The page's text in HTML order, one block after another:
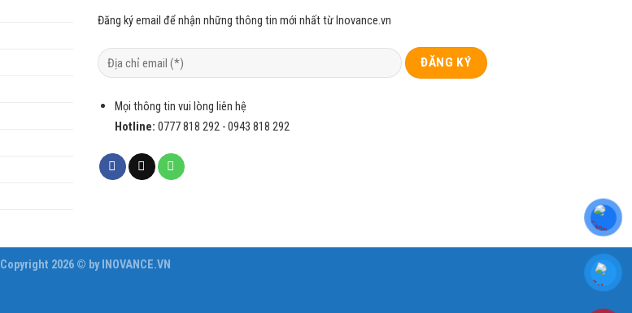
Đăng ký email để nhận những thông tin mới nhất từ Inovance.vn
Mọi thông tin vui lòng liên hệ
Hotline: 0777 818 292 - 0943 818 292
Copyright 2026 © by INOVANCE.VN